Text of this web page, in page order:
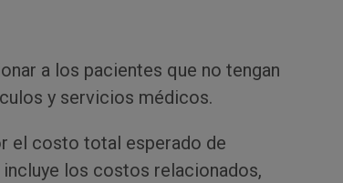
a los pacientes que no tengan
y servicios médicos.
el costo total esperado de
los costos relacionados,